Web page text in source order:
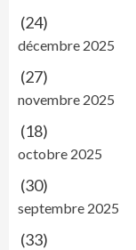
(24)
décembre 2025
(27)
novembre 2025
(18)
octobre 2025
(30)
septembre 2025
(33)